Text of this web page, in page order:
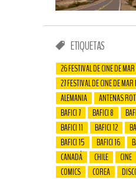
ETIQUETAS
26 FESTIVAL DE CINE DE
27 FESTIVAL DE CINE DE MAR
ALEMANIA
ANTENAS
BAFICI 7
BAFICI 8
BAFICI 11
BAFICI 12
BAFICI 15
BAFICI 16
CANADÁ
CHILE CINE
COMICS
COREA